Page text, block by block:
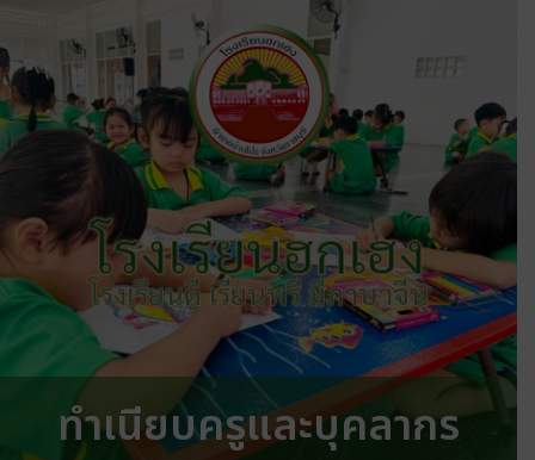
โรงเรียนฮกเฮง
โรงเรียนดี เรียนฟรี มีภาษาจีน
ทำเนียบครูและบุคลากร